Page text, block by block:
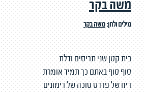
משה בקר
מילים ולחן:משה בקר
בית קטן שני תריסים ודלת
סוף סוף באתם כך תמיד אומרת
ריח של פרדס סוכה של רימונים